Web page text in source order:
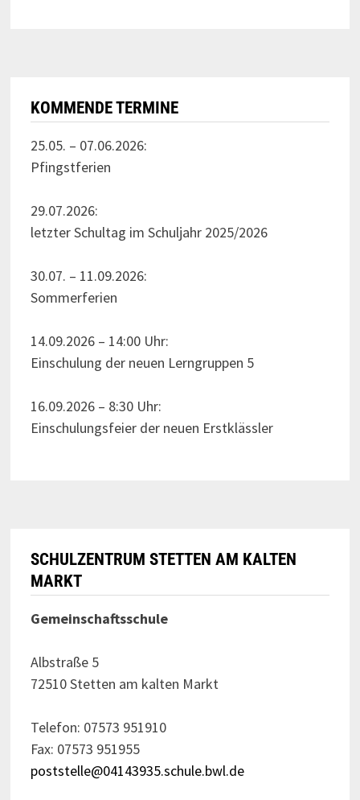
KOMMENDE TERMINE
25.05. – 07.06.2026:
Pfingstferien
29.07.2026:
letzter Schultag im Schuljahr 2025/2026
30.07. – 11.09.2026:
Sommerferien
14.09.2026 – 14:00 Uhr:
Einschulung der neuen Lerngruppen 5
16.09.2026 – 8:30 Uhr:
Einschulungsfeier der neuen Erstklässler
SCHULZENTRUM STETTEN AM KALTEN
MARKT
Gemeinschaftsschule
Albstraße 5
72510 Stetten am kalten Markt
Telefon: 07573 951910
Fax: 07573 951955
poststelle@04143935.schule.bwl.de